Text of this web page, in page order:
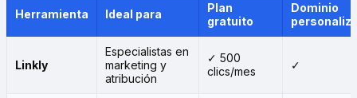
Herramienta Ideal para
Plan
gratuito
Dominio
Linkly
Especialistas en
marketing y
atribución
✓ 500
clics/mes
✓